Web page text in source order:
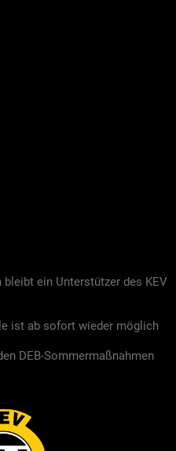
ein Unterstützer des KEV
ist ab sofort wieder möglich
DEB-Sommermaßnahmen